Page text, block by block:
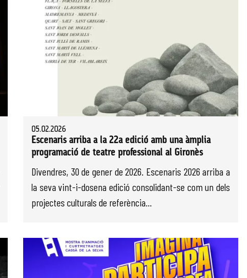
05.02.2026
Escenaris arriba a la 22a edició amb una àmplia
programació de teatre professional al Gironès
Divendres, 30 de gener de 2026. Escenaris 2026 arriba a
la seva vint-i-dosena edició consolidant-se com un dels
projectes culturals de referència...